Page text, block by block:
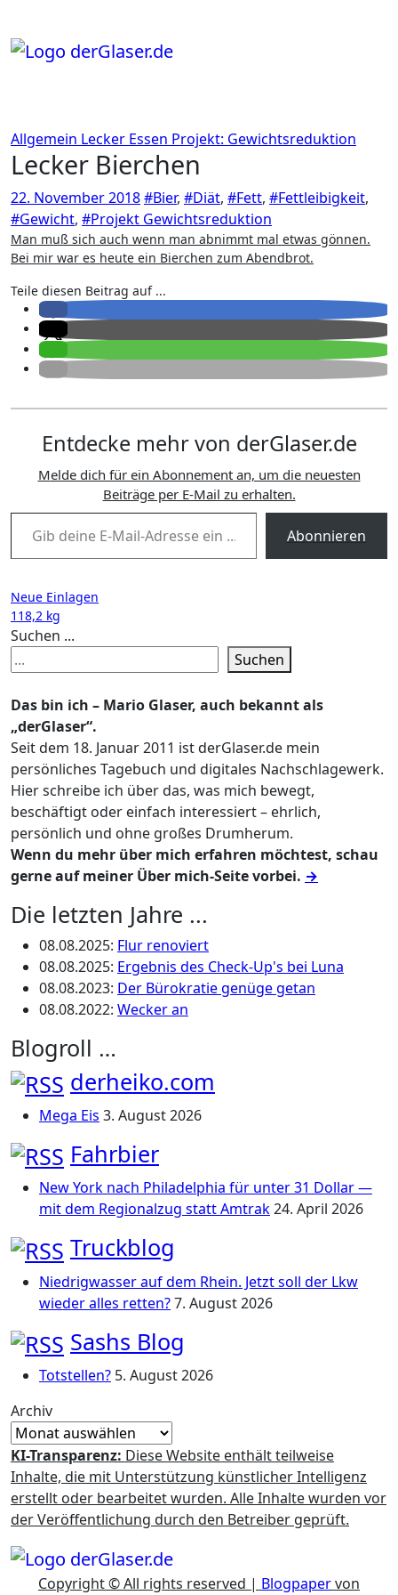
springen
Allgemein Lecker Essen Projekt: Gewichtsreduktion
Lecker Bierchen
22. November 2018#Bier, #Diät, #Fett, #Fettleibigkeit,
#Gewicht, #Projekt Gewichtsreduktion
Man muß sich auch wenn man abnimmt mal etwas gönnen.
Bei mir war es heute ein Bierchen zum Abendbrot.
Teile diesen Beitrag auf ...
Entdecke mehr von derGlaser.de
Melde dich für ein Abonnement an, um die neuesten
Beiträge per E-Mail zu erhalten.
Gib deine E-Mail-Adresse ein ...
Abonnieren
Beitragsnavigation
Neue Einlagen
118,2 kg
Suchen ...
Suchen
Das bin ich – Mario Glaser, auch bekannt als
„derGlaser“.
Seit dem 18. Januar 2011 ist derGlaser.de mein
persönliches Tagebuch und digitales Nachschlagewerk.
Hier schreibe ich über das, was mich bewegt,
beschäftigt oder einfach interessiert – ehrlich,
persönlich und ohne großes Drumherum.
Wenn du mehr über mich erfahren möchtest, schau
gerne auf meiner Über mich-Seite vorbei. →
Die letzten Jahre ...
08.08.2025: Flur renoviert
08.08.2025: Ergebnis des Check-Up's bei Luna
08.08.2023: Der Bürokratie genüge getan
08.08.2022: Wecker an
Blogroll …
derheiko.com
Mega Eis 3. August 2026
Fahrbier
New York nach Philadelphia für unter 31 Dollar —
mit dem Regionalzug statt Amtrak24. April 2026
Truckblog
Niedrigwasser auf dem Rhein. Jetzt soll der Lkw
wieder alles retten?7. August 2026
Sashs Blog
Totstellen? 5. August 2026
Archiv
KI-Transparenz: Diese Website enthält teilweise
Inhalte, die mit Unterstützung künstlicher Intelligenz
erstellt oder bearbeitet wurden. Alle Inhalte wurden vor
der Veröffentlichung durch den Betreiber geprüft.
Copyright © All rights reserved | Blogpapervon